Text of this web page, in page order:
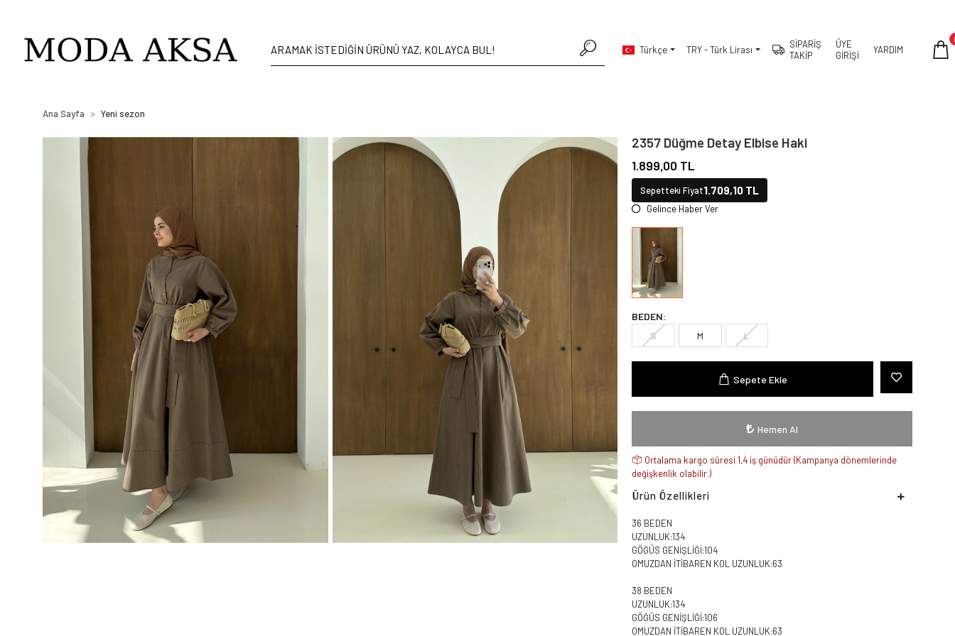
Türkçe TRY - Türk Lirası
SİPARİŞ
TAKİP
ÜYE
GİRİŞİ
YARDIM
Ana Sayfa Yeni sezon
2357 Düğme Detay Elbise Haki
1.899,00 TL
Sepetteki Fiyat1.709,10 TL
Gelince Haber Ver
BEDEN:
S
M L
Sepete Ekle
Hemen Al
Ortalama kargo süresi 1,4 iş günüdür (Kampanya dönemlerinde
değişkenlik olabilir.)
Ürün Özellikleri
36 BEDEN
UZUNLUK:134
GÖĞÜS GENİŞLİĞİ:104
OMUZDAN İTİBAREN KOL UZUNLUK:63
38 BEDEN
UZUNLUK:134
GÖĞÜS GENİŞLİĞİ:106
OMUZDAN İTİBAREN KOL UZUNLUK:63